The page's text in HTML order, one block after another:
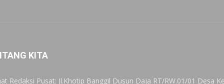
KITA
Redaksi Pusat: Jl.Khotip Banggil Dusun Daja RT/RW.01/01 Desa